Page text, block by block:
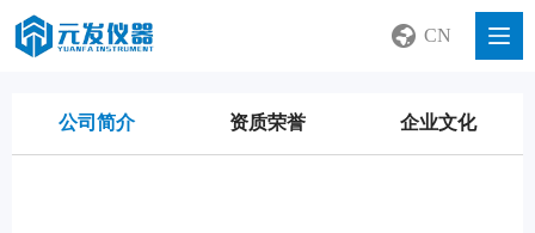
CN
公司简介 资质荣誉 企业文化